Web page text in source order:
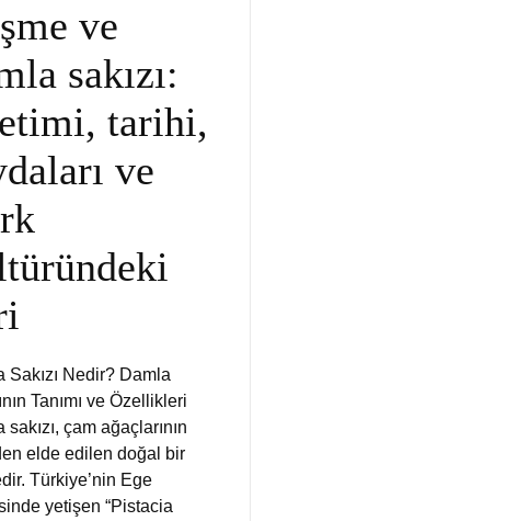
ve
sakızı:
tarihi,
ve
Sakızı Nedir? Damla
Tanımı ve Özellikleri
sakızı, çam ağaçlarının
elde edilen doğal bir
Türkiye’nin Ege
yetişen “Pistacia